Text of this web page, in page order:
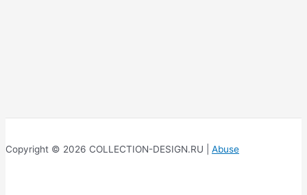
Copyright © 2026 COLLECTION-DESIGN.RU | Abuse